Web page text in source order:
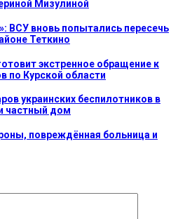
Мизулиной
ВСУ вновь попытались пересечь
Теткино
экстренное обращение к
по Курской области
украинских беспилотников в
частный дом
повреждённая больница и